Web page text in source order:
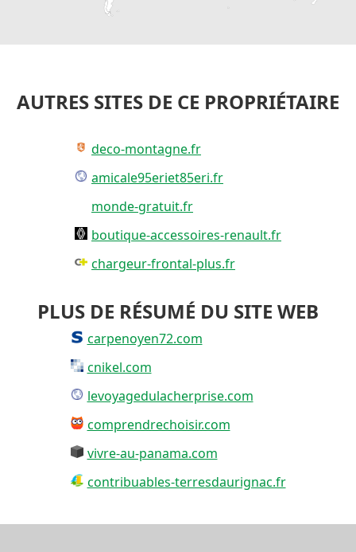
AUTRES SITES DE CE PROPRIÉTAIRE
deco-montagne.fr
amicale95eriet85eri.fr
monde-gratuit.fr
boutique-accessoires-renault.fr
chargeur-frontal-plus.fr
PLUS DE RÉSUMÉ DU SITE WEB
carpenoyen72.com
cnikel.com
levoyagedulacherprise.com
comprendrechoisir.com
vivre-au-panama.com
contribuables-terresdaurignac.fr